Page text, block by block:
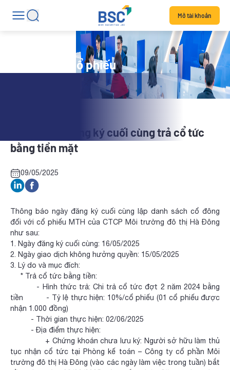
Mở tài khoản
Tin tức mã cổ phiếu
MTH: Ngày đăng ký cuối cùng trả cổ tức
bằng tiền mặt
09/05/2025
Thông báo ngày đăng ký cuối cùng lập danh sách cổ đông
đối với cổ phiếu MTH của CTCP Môi trường đô thị Hà Đông
như sau:
1. Ngày đăng ký cuối cùng: 16/05/2025
2. Ngày giao dịch không hưởng quyền: 15/05/2025
3. Lý do và mục đích:
* Trả cổ tức bằng tiền:
- Hình thức trả: Chi trả cổ tức đợt 2 năm 2024 bằng
tiền - Tỷ lệ thực hiện: 10%/cổ phiếu (01 cổ phiếu được
nhận 1.000 đồng)
- Thời gian thực hiện: 02/06/2025
- Địa điểm thực hiện:
+ Chứng khoán chưa lưu ký: Người sở hữu làm thủ
tục nhận cổ tức tại Phòng kế toán – Công ty cổ phần Môi
trường đô thị Hà Đông (vào các ngày làm việc trong tuần) bắt